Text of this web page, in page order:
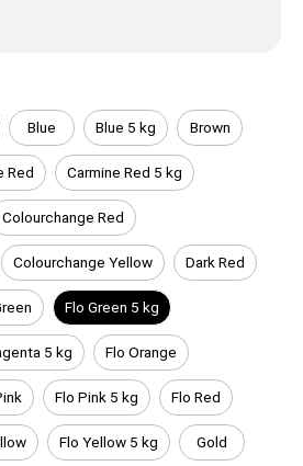
Blue Blue 5 kg Brown
Red Carmine Red 5 kg
Colourchange Red
Colourchange Yellow Dark Red
Flo Green 5 kg
5 kg Flo Orange
Flo Pink 5 kg Flo Red
Flo Yellow 5 kg Gold